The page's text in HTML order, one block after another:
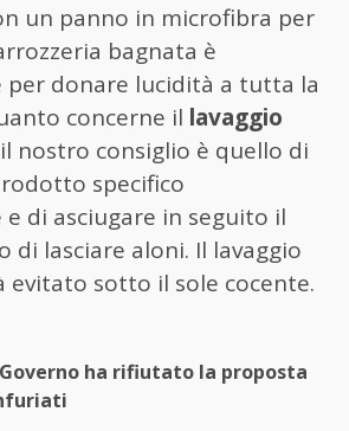
un panno in microfibra per
bagnata è
donare lucidità a tutta la
concerne il lavaggio
nostro consiglio è quello di
specifico
di asciugare in seguito il
di lasciare aloni. Il lavaggio
evitato sotto il sole cocente.
ha rifiutato la proposta